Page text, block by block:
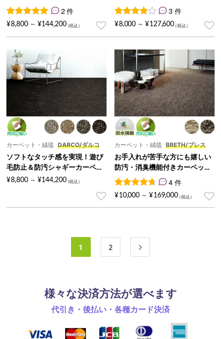
ORE/ムーア』
2
件の利用者評価に基づく5段階評価のうち、5.00点
2 件
¥8,800 ～ ¥144,200
M/ニューティム』
3
件の利用者評価に基づく5段
3 件
¥8,000 ～ ¥ 127,600
カーペット・絨毯 DARCO/ダルコ
ソフトなタッチ感を実現！遊び
毛防止＆防汚シャギーカーペッ
ト『DARCO/ダルコ』
¥8,800 ～ ¥144,200
カーペット・絨毯 BRETH/ブレス
お手入れが苦手な方にも嬉しい
防汚・消臭機能付きカーペット
『BRETH/ブレス』
4
件の利用者評価に基づく5段
4 件
¥10,000 ～ ¥169,000
1 2 
様々な決済方法が選べます
代引き・後払い・各種カード決済